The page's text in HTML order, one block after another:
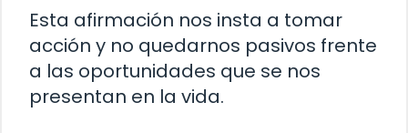
Esta afirmación nos insta a tomar
acción y no quedarnos pasivos frente
a las oportunidades que se nos
presentan en la vida.